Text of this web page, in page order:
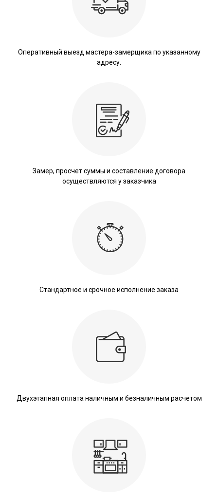
Оперативный выезд мастера-замерщика по указанному
адресу.
Замер, просчет суммы и составление договора
осуществляются у заказчика
Стандартное и срочное исполнение заказа
Двухэтапная оплата наличным и безналичным расчетом